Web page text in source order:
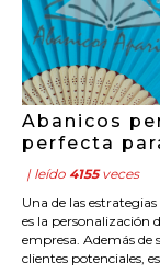
Abanicos
perfecta
| leído 4155veces
Una de las
es la personalización
empresa. Además
clientes potenciales,